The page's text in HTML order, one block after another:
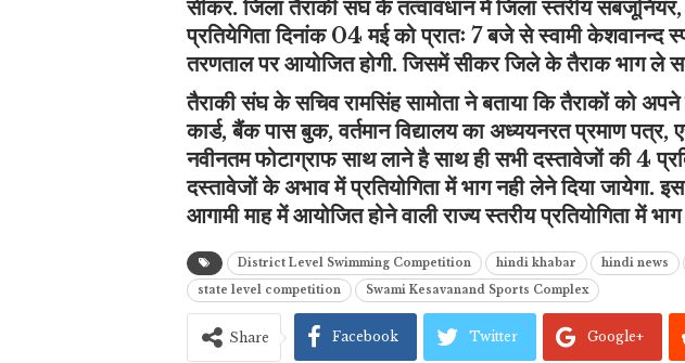
सीकर. जिला तैराकी संघ के तत्वावधान में जिला स्तरीय
प्रतियेगिता दिनांक 04 मई को प्रातः 7 बजे से स्वामी केशवानन्द
तरणताल पर आयोजित होगी. जिसमें सीकर जिले के तैराक भाग ले
तैराकी संघ के सचिव रामसिंह सामोता ने बताया कि तैराकों को
कार्ड, बैंक पास बुक, वर्तमान विद्यालय का अध्ययनरत प्रमाण
नवीनतम फोटाग्राफ साथ लाने है साथ ही सभी दस्तावेजों की 4
दस्तावेजों के अभाव में प्रतियोगिता में भाग नही लेने दिया जायेगा.
आगामी माह में आयोजित होने वाली राज्य स्तरीय प्रतियोगिता में
District Level Swimming Competition hindi khabar hindi news
state level competition
Swami Kesavanand Sports Complex
Share Facebook Twitter Google+